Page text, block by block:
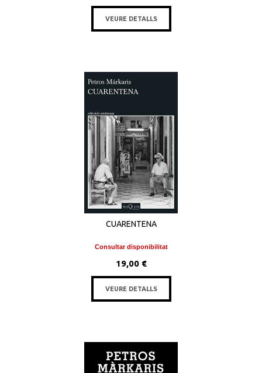
VEURE DETALLS
CUARENTENA
Consultar disponibilitat
19,00 €
VEURE DETALLS